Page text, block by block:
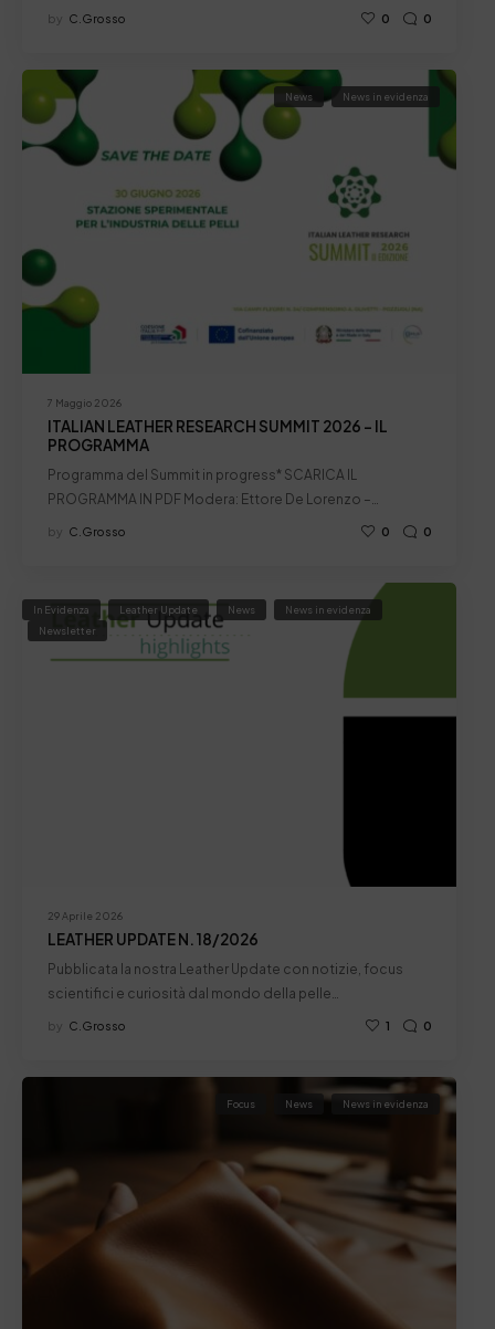
by C.grosso 0 0
7 Maggio 2026
News News in evidenza
ITALIAN LEATHER RESEARCH SUMMIT 2026 – IL
PROGRAMMA
Programma del Summit in progress* SCARICA IL
PROGRAMMA IN PDF Modera: Ettore De Lorenzo –…
by C.grosso 0 0
29 Aprile 2026
In Evidenza Leather Update News
News in evidenza
Newsletter
LEATHER UPDATE N. 18/2026
Pubblicata la nostra Leather Update con notizie, focus
scientifici e curiosità dal mondo della pelle…
by C.grosso 1 0
Focus News News in evidenza